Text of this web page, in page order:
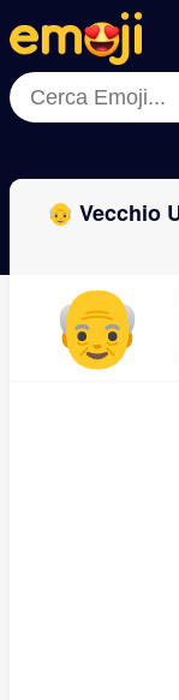
Menu
Close
Menu
Close
👴 Vecchio
👴